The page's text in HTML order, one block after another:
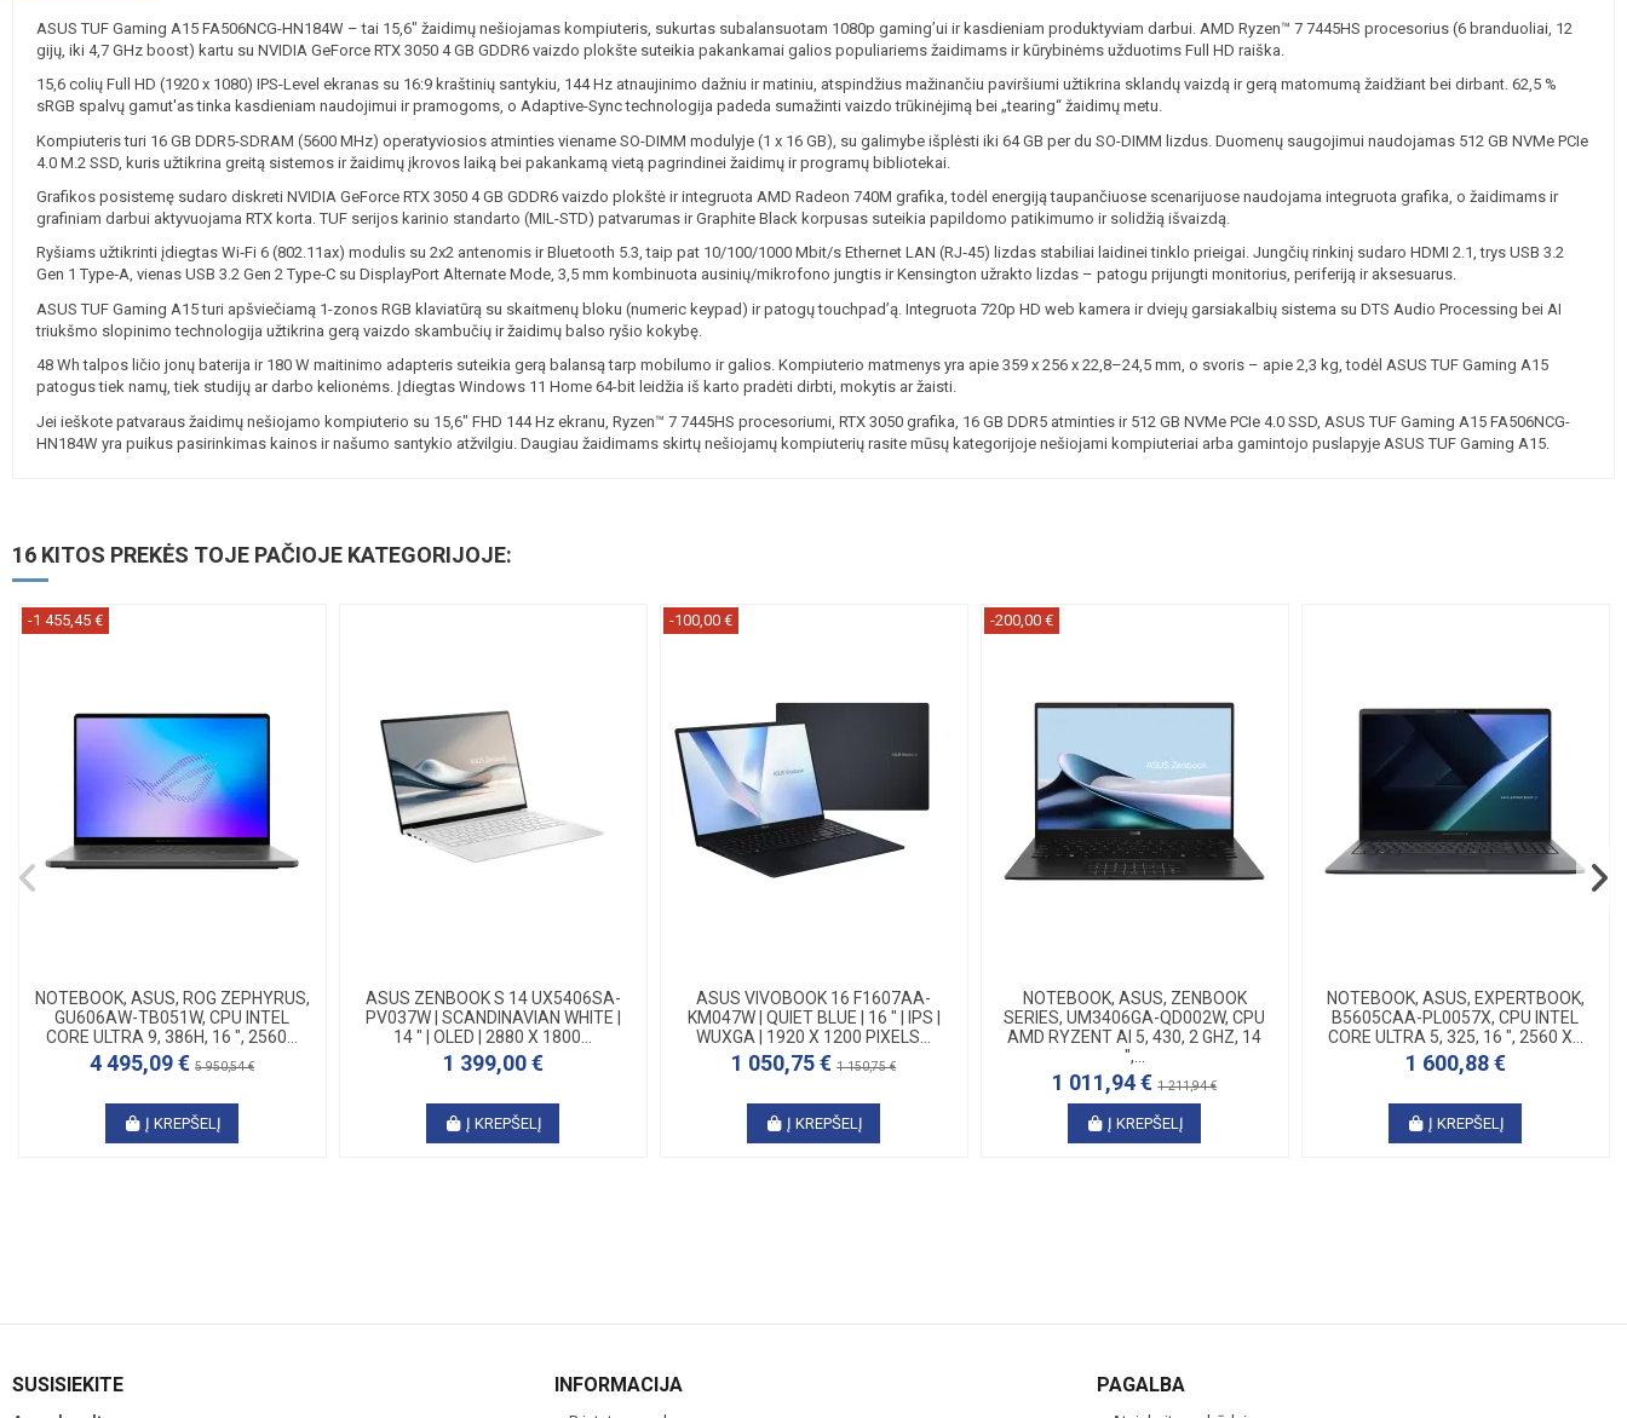
ASUS TUF Gaming A15 FA506NCG-HN184W – tai 15,6" žaidimų nešiojamas kompiuteris, sukurtas subalansuotam 1080p gaming’ui ir kasdieniam produktyviam darbui. AMD Ryzen™ 7 7445HS procesorius (6 branduoliai, 12
gijų, iki 4,7 GHz boost) kartu su NVIDIA GeForce RTX 3050 4 GB GDDR6 vaizdo plokšte suteikia pakankamai galios populiariems žaidimams ir kūrybinėms užduotims Full HD raiška.
15,6 colių Full HD (1920 x 1080) IPS-Level ekranas su 16:9 kraštinių santykiu, 144 Hz atnaujinimo dažniu ir matiniu, atspindžius mažinančiu paviršiumi užtikrina sklandų vaizdą ir gerą matomumą žaidžiant bei dirbant. 62,5 %
sRGB spalvų gamut'as tinka kasdieniam naudojimui ir pramogoms, o Adaptive-Sync technologija padeda sumažinti vaizdo trūkinėjimą bei „tearing“ žaidimų metu.
Kompiuteris turi 16 GB DDR5-SDRAM (5600 MHz) operatyviosios atminties viename SO-DIMM modulyje (1 x 16 GB), su galimybe išplėsti iki 64 GB per du SO-DIMM lizdus. Duomenų saugojimui naudojamas 512 GB NVMe PCIe
4.0 M.2 SSD, kuris užtikrina greitą sistemos ir žaidimų įkrovos laiką bei pakankamą vietą pagrindinei žaidimų ir programų bibliotekai.
Grafikos posistemę sudaro diskreti NVIDIA GeForce RTX 3050 4 GB GDDR6 vaizdo plokštė ir integruota AMD Radeon 740M grafika, todėl energiją taupančiuose scenarijuose naudojama integruota grafika, o žaidimams ir
grafiniam darbui aktyvuojama RTX korta. TUF serijos karinio standarto (MIL-STD) patvarumas ir Graphite Black korpusas suteikia papildomo patikimumo ir solidžią išvaizdą.
Ryšiams užtikrinti įdiegtas Wi‑Fi 6 (802.11ax) modulis su 2x2 antenomis ir Bluetooth 5.3, taip pat 10/100/1000 Mbit/s Ethernet LAN (RJ‑45) lizdas stabiliai laidinei tinklo prieigai. Jungčių rinkinį sudaro HDMI 2.1, trys USB 3.2
Gen 1 Type‑A, vienas USB 3.2 Gen 2 Type‑C su DisplayPort Alternate Mode, 3,5 mm kombinuota ausinių/mikrofono jungtis ir Kensington užrakto lizdas – patogu prijungti monitorius, periferiją ir aksesuarus.
ASUS TUF Gaming A15 turi apšviečiamą 1-zonos RGB klaviatūrą su skaitmenų bloku (numeric keypad) ir patogų touchpad’ą. Integruota 720p HD web kamera ir dviejų garsiakalbių sistema su DTS Audio Processing bei AI
triukšmo slopinimo technologija užtikrina gerą vaizdo skambučių ir žaidimų balso ryšio kokybę.
48 Wh talpos ličio jonų baterija ir 180 W maitinimo adapteris suteikia gerą balansą tarp mobilumo ir galios. Kompiuterio matmenys yra apie 359 x 256 x 22,8–24,5 mm, o svoris – apie 2,3 kg, todėl ASUS TUF Gaming A15
patogus tiek namų, tiek studijų ar darbo kelionėms. Įdiegtas Windows 11 Home 64-bit leidžia iš karto pradėti dirbti, mokytis ar žaisti.
Jei ieškote patvaraus žaidimų nešiojamo kompiuterio su 15,6" FHD 144 Hz ekranu, Ryzen™ 7 7445HS procesoriumi, RTX 3050 grafika, 16 GB DDR5 atminties ir 512 GB NVMe PCIe 4.0 SSD, ASUS TUF Gaming A15 FA506NCG-
HN184W yra puikus pasirinkimas kainos ir našumo santykio atžvilgiu. Daugiau žaidimams skirtų nešiojamų kompiuterių rasite mūsų kategorijojenešiojami kompiuteriai arba gamintojo puslapyje ASUS TUF Gaming A15
16 KITOS PREKĖS TOJE PAČIOJE KATEGORIJOJE:
-1 455,45 €
NOTEBOOK, ASUS, ROG ZEPHYRUS,
GU606AW-TB051W, CPU INTEL
CORE ULTRA 9, 386H, 16 ", 2560...
4 495,09 €5 950,54 €
Į KREPŠELĮ
ASUS ZENBOOK S 14 UX5406SA-
PV037W | SCANDINAVIAN WHITE |
14 " | OLED | 2880 X 1800...
1 399,00 €
Į KREPŠELĮ
-100,00 €
ASUS VIVOBOOK 16 F1607AA-
KM047W | QUIET BLUE | 16 " | IPS |
WUXGA | 1920 X 1200 PIXELS...
1 050,75 €1 150,75 €
Į KREPŠELĮ
-200,00 €
NOTEBOOK, ASUS, ZENBOOK
SERIES, UM3406GA-QD002W, CPU
AMD RYZENT AI 5, 430, 2 GHZ, 14
",...
1 011,94 €1 211,94 €
Į KREPŠELĮ
NOTEBOOK, ASUS, EXPERTBOOK,
B5605CAA-PL0057X, CPU INTEL
CORE ULTRA 5, 325, 16 ", 2560 X...
1 600,88 €
Į KREPŠELĮ
SUSISIEKITE INFORMACIJA PAGALBA